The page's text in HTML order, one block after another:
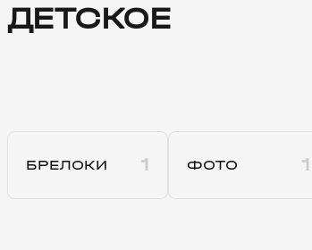
ДЕТСКОЕ
БРЕЛОКИ 1 ФОТО 1